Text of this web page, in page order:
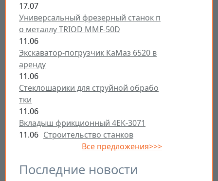
17.07
Универсальный фрезерный станок п
о металлу TRIOD MMF-50D
11.06
Экскаватор-погрузчик КаМаз 6520 в
аренду
11.06
Стеклошарики для струйной обрабо
тки
11.06
Вкладыш фрикционный 4ЕК-3071
11.06 Строительство станков
Все предложения>>>
Последние новости